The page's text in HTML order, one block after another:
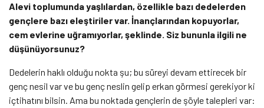
Alevi toplumunda yaşlılardan, özellikle bazı dedelerden
gençlere bazı eleştiriler var. İnançlarından kopuyorlar,
cem evlerine uğramıyorlar, şeklinde. Siz bununla ilgili ne
düşünüyorsunuz?
Dedelerin haklı olduğu nokta şu; bu süreyi devam ettirecek bir
genç nesil var ve bu genç neslin gelip erkan görmesi gerekiyor ki
içtihatını bilsin. Ama bu noktada gençlerin de şöyle talepleri var: